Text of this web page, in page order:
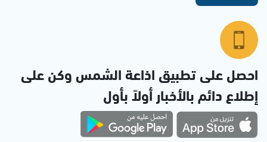
احصل على تطبيق اذاعة الشمس وكن على
إطلاع دائم بالأخبار أولاً بأول